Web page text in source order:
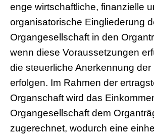
enge wirtschaftliche, finanzielle
organisatorische Eingliederung
Organgesellschaft in den
wenn diese Voraussetzungen
die steuerliche Anerkennung
erfolgen. Im Rahmen der
Organschaft wird das
Organgesellschaft dem
zugerechnet, wodurch eine